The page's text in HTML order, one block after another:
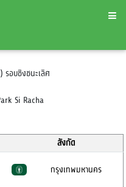
อบชิงชนะเลิศ
Si Racha
สังกัด
กรุงเทพมหานคร